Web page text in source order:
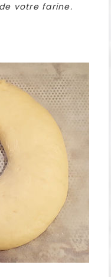
votre farine.